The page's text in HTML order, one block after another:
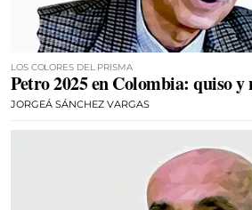
LOS COLORES DEL PRISMA
Petro 2025 en Colombia: quiso y
JORGEÁ SÁNCHEZ VARGAS